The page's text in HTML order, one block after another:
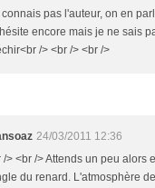
pas l'auteur, on en
encore mais je ne sais
/> <br /> <br />
24/03/2011 12:36
/> <br /> Attends un peu alors
du renard. L'atmosphère